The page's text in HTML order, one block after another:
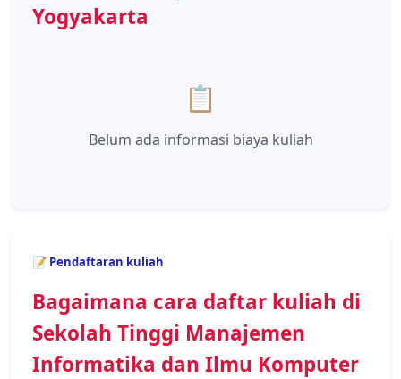
Yogyakarta
📋
Belum ada informasi biaya kuliah
📝 Pendaftaran kuliah
Bagaimana cara daftar kuliah di
Sekolah Tinggi Manajemen
Informatika dan Ilmu Komputer